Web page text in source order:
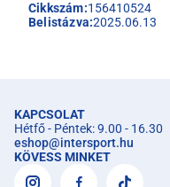
Cikkszám:156410524
Belistázva:2025.06.13
KAPCSOLAT
Hétfő - Péntek: 9.00 - 16.30
eshop@intersport.hu
KÖVESS MINKET